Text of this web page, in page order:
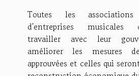
Toutes les associations
d'entreprises musicales
travailler avec leur
améliorer les mesures
approuvées et celles qui